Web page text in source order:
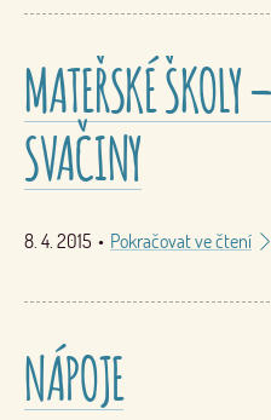
MATEŘSKÉ
SVAČINY
8. 4. 2015 • Pokračovat ve čtení
NÁPOJE